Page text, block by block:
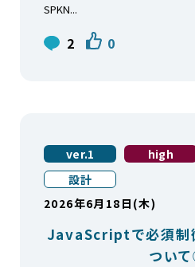
SPKN...
2 0
ver.1
high
設計
2026年6月18日(木)
JavaScriptで必須制
つい